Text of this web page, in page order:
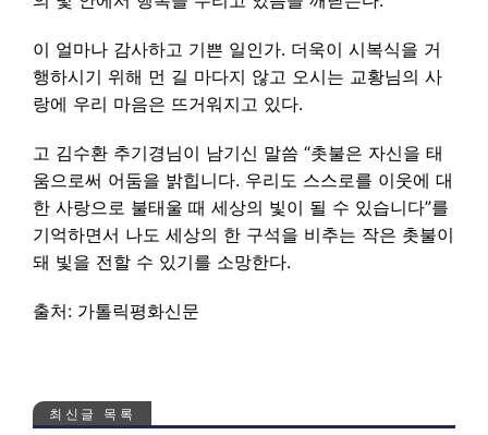
이 얼마나 감사하고 기쁜 일인가. 더욱이 시복식을 거
행하시기 위해 먼 길 마다지 않고 오시는 교황님의 사
랑에 우리 마음은 뜨거워지고 있다.
고 김수환 추기경님이 남기신 말씀 “촛불은 자신을 태
움으로써 어둠을 밝힙니다. 우리도 스스로를 이웃에 대
한 사랑으로 불태울 때 세상의 빛이 될 수 있습니다”를
기억하면서 나도 세상의 한 구석을 비추는 작은 촛불이
돼 빛을 전할 수 있기를 소망한다.
출처: 가톨릭평화신문
최신글 목록